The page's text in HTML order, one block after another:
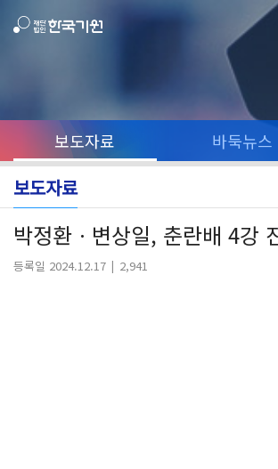
보도자료 바둑뉴스
보도자료
박정환ㆍ변상일, 춘란배 4강
등록일 2024.12.17 2,941